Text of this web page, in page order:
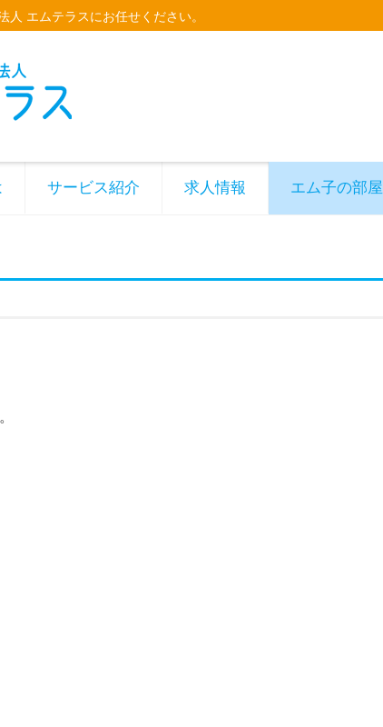
エムテラスにお任せください。
サービス紹介 求人情報 エム子の部屋